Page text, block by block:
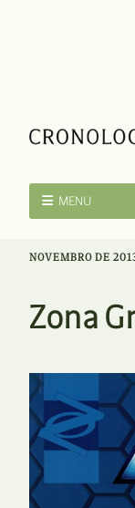
MENU
NOVEMBRO DE
Zona